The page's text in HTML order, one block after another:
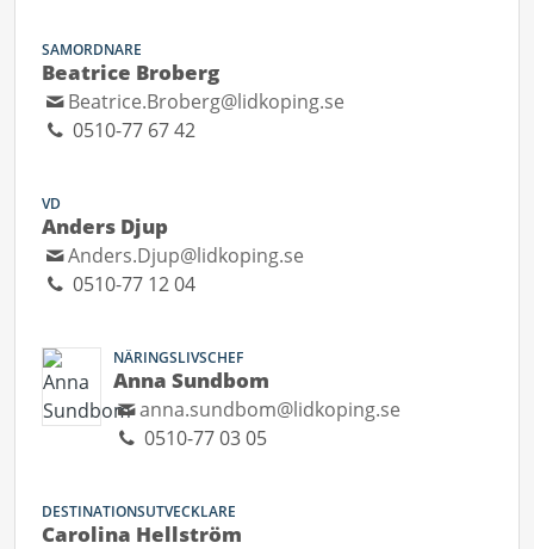
SAMORDNARE
Beatrice Broberg
Beatrice.Broberg@lidkoping.se
0510-77 67 42
VD
Anders Djup
Anders.Djup@lidkoping.se
0510-77 12 04
NÄRINGSLIVSCHEF
Anna Sundbom
anna.sundbom@lidkoping.se
0510-77 03 05
DESTINATIONSUTVECKLARE
Carolina Hellström